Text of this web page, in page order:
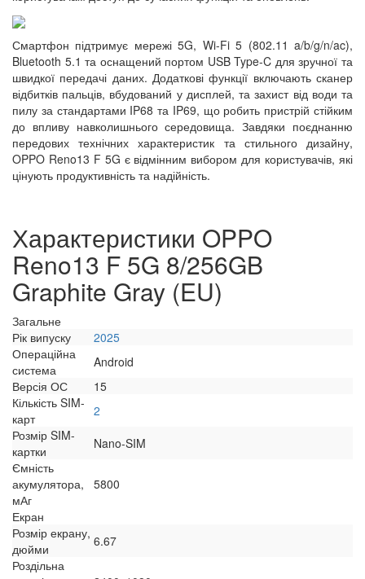
Смартфон підтримує мережі 5G, Wi-Fi 5 (802.11 a/b/g/n/ac),
Bluetooth 5.1 та оснащений портом USB Type-C для зручної та
швидкої передачі даних. Додаткові функції включають сканер
відбитків пальців, вбудований у дисплей, та захист від води та
пилу за стандартами IP68 та IP69, що робить пристрій стійким
до впливу навколишнього середовища. Завдяки поєднанню
передових технічних характеристик та стильного дизайну,
OPPO Reno13 F 5G є відмінним вибором для користувачів, які
цінують продуктивність та надійність.
Характеристики OPPO
Reno13 F 5G 8/256GB
Graphite Gray (EU)
Загальне
Рік випуску
2025
Операційна
система
Android
Версія ОС
15
Кількість SIM-
карт
2
Розмір SIM-
картки
Nano-SIM
Ємність
акумулятора,
мАг
5800
Екран
Розмір екрану,
дюйми
6.67
Роздільна